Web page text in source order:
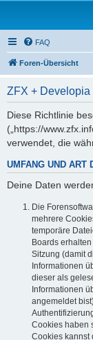
FAQ
Foren-Übersicht
ZFX + Developia
Diese Richtlinie
(„https://
verwendet, die
UMFANG UND ART
Deine Daten
Die
mehrere
temporäre
Boards
Sitzung (damit
Informationen
dieser als
Informationen
angemeldet
Cookies haben
Cookies kannst